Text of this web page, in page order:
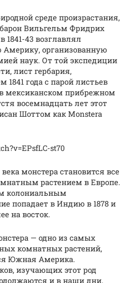
среде произрастания,
Вильгельм Фридрих
1841-43 возглавлял
организованную
наук. От той экспедиции
лист гербария,
1841 года с парой листьев
мексиканском прибрежном
восемнадцать лет этот
Шоттом как Monstera
st70
монстера становится все
растением в Европе.
колониальным
попадает в Индию в 1878 и
на восток.
— одно из самых
комнатных растений,
Южная Америка.
изучающих этот род
и в наши дни.